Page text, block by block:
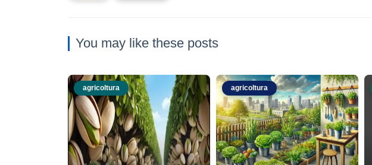
You may like these posts
agricoltura agricoltura